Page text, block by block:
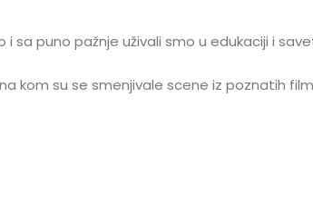
puno pažnje uživali smo u edukaciji i
su se smenjivale scene iz poznatih